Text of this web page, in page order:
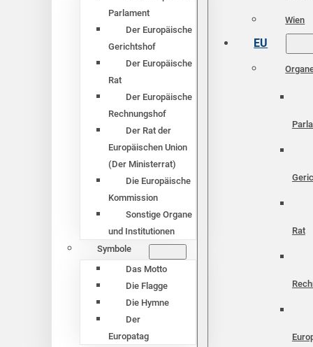
Parlament
Der Europäische
Gerichtshof
Der Europäische
Rat
Der Europäische
Rechnungshof
Der Rat der
Europäischen Union
(Der Ministerrat)
Die Europäische
Kommission
Sonstige Organe
und Institutionen
Symbole
Das Motto
Die Flagge
Die Hymne
Der
Europatag
Wien
EU
Rat